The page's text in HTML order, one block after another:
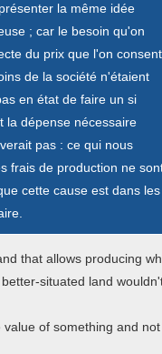
la même idée
; car le besoin qu'on
du prix que l'on consent
de la société n'étaient
en état de faire un si
la dépense nécessaire
pas : ce qui nous
frais de production ne
cette cause est dans les
that allows producing
situated land
of something and